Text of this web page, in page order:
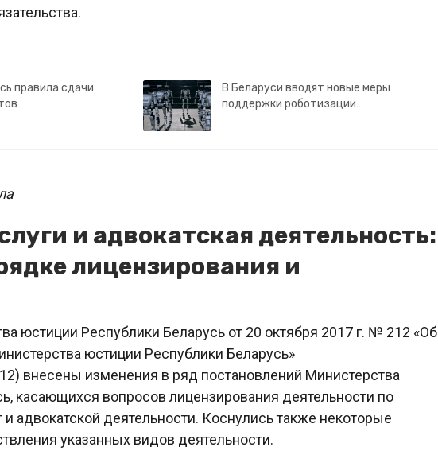
правила сдачи
В Беларуси вводят новые меры
поддержки роботизации…
и адвокатская деятельность:
лицензирования и
юстиции Республики Беларусь от 20 октября 2017 г. № 212 «Об
юстиции Республики Беларусь»
внесены изменения в ряд постановлений Министерства
касающихся вопросов лицензирования деятельности по
адвокатской деятельности. Коснулись также некоторые
указанных видов деятельности.